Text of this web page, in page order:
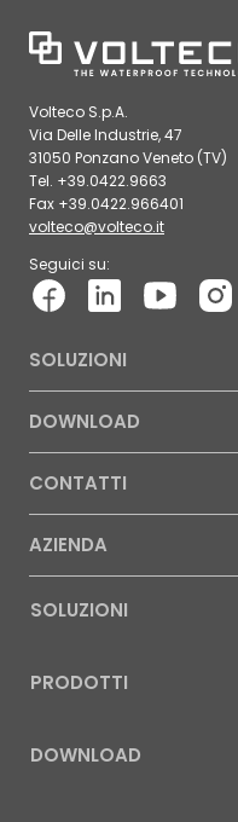
Volteco S.p.A.
Via Delle Industrie, 47
31050 Ponzano Veneto (TV)
Tel. +39.0422.9663
Fax +39.0422.966401
volteco@volteco.it
Seguici su:
SOLUZIONI
DOWNLOAD
CONTATTI
AZIENDA
SOLUZIONI
PRODOTTI
DOWNLOAD